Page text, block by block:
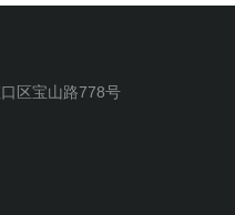
区宝山路778号